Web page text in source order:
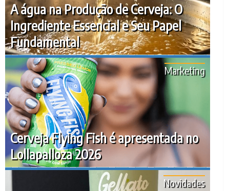
A água na Produção de Cerveja: O
Ingrediente Essencial e Seu Papel
Fundamental
Cerveja Flying Fish é apresentada no
Lollapalloza 2026
Marketing
Novidades